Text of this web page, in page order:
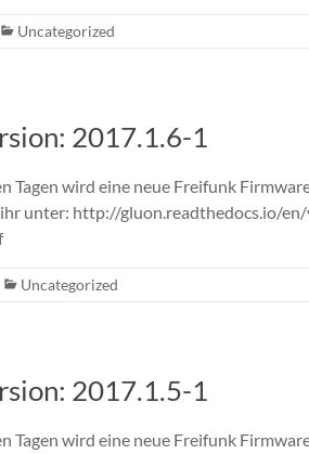
Uncategorized
2017.1.6-1
Tagen wird eine neue Freifunk
unter: http://gluon.readthedocs.io/
Uncategorized
2017.1.5-1
Tagen wird eine neue Freifunk